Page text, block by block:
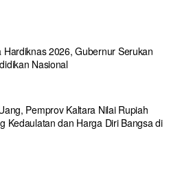
Hardiknas 2026, Gubernur Serukan
Nasional
Pemprov Kaltara Nilai Rupiah
Kedaulatan dan Harga Diri Bangsa di